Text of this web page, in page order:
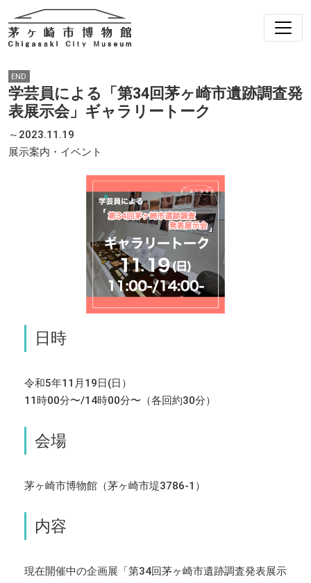
END
学芸員による「第34回茅ヶ崎市遺跡調査発
表展示会」ギャラリートーク
～2023.11.19
展示案内・イベント
日時
令和5年11月19日(日）
11時00分〜/14時00分〜（各回約30分）
会場
茅ヶ崎市博物館（茅ヶ崎市堤3786-1）
内容
現在開催中の企画展「第34回茅ヶ崎市遺跡調査発表展示